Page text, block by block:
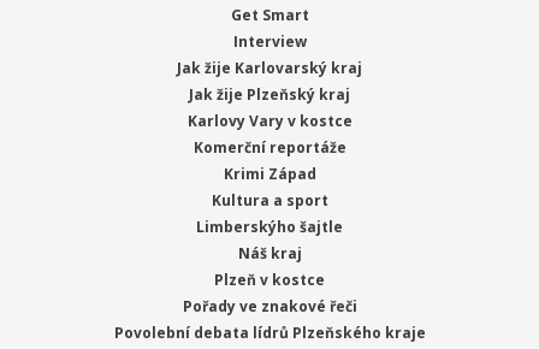
Get Smart
Interview
Jak žije Karlovarský kraj
Jak žije Plzeňský kraj
Karlovy Vary v kostce
Komerční reportáže
Krimi Západ
Kultura a sport
Limberskýho šajtle
Náš kraj
Plzeň v kostce
Pořady ve znakové řeči
Povolební debata lídrů Plzeňského kraje